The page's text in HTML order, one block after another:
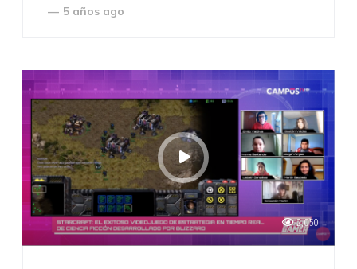
— 5 años ago
2,050